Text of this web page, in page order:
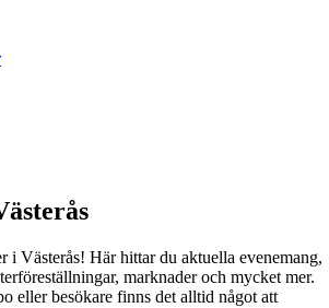
i Västerås! Här hittar du aktuella evenemang,
marknader och mycket mer.
eller besökare finns det alltid något att